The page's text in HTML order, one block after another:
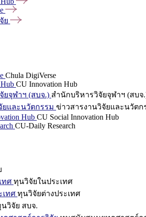
ย
Chula DigiVerse
CU Innovation Hub
ยจุฬาฯ (สบจ.) สำนักบริหารวิจัยจุฬาฯ (สบจ
ยและนวัตกรรม ข่าวสารงานวิจัยและนวัตก
Hub CU Social Innovation Hub
CU-Daily Research
ทศ ทุนวิจัยในประเทศ
เทศ ทุนวิจัยต่างประเทศ
วิจัย สบจ.